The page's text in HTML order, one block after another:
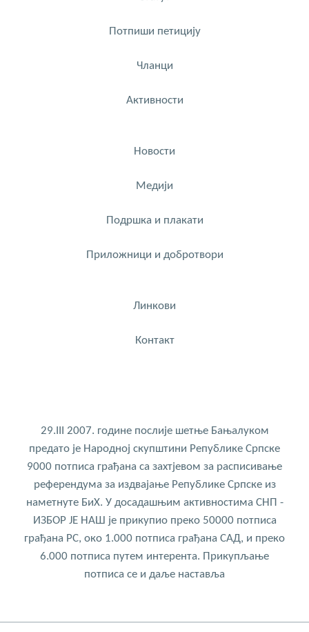
Потпиши петицију
Чланци
Активности
Новости
Медији
Подршка и плакати
Приложници и добротвори
Линкови
Контакт
29.III 2007. године послије шетње Бањалуком
предато је Народној скупштини Републике Српске
9000 потписа грађана са захтјевом за расписивање
референдума за издвајање Републике Српске из
наметнуте БиХ. У досадашњим активностима СНП -
ИЗБОР ЈЕ НАШ је прикупио преко 50000 потписа
грађана РС, око 1.000 потписа грађана САД, и преко
6.000 потписа путем интерента. Прикупљање
потписа се и даље наставља